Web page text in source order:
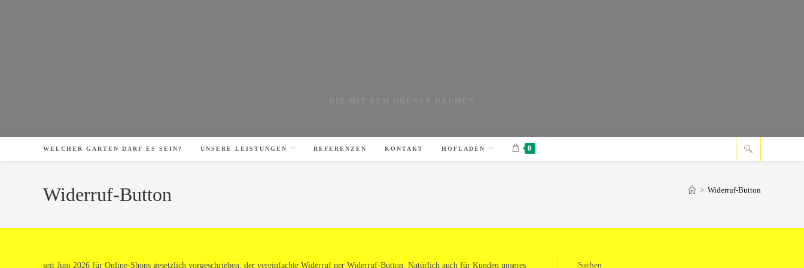
WELCHER GARTEN DARF ES SEIN? UNSERE LEISTUNGEN REFERENZEN KONTAKT HOFLADEN 0
Widerruf-Button > Widerruf-Button
seit Juni 2026 für Online-Shops gesetzlich vorgeschrieben, der vereinfachte Widerruf per Widerruf-Button. Natürlich auch für Kunden unseres
Suchen